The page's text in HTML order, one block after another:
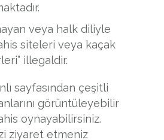
veya halk diliyle
siteleri veya kaçak
illegaldir.
sayfasından çeşitli
görüntüleyebilir
oynayabilirsiniz.
ziyaret etmeniz